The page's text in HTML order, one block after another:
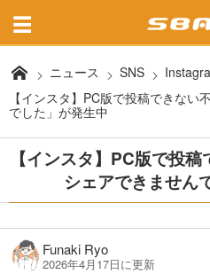
ニュース SNS
【インスタ】PC版で投稿できない
でした」が発生中
【インスタ】PC版で投
シェアできません
Funaki Ryo
2026年4月17日に更新